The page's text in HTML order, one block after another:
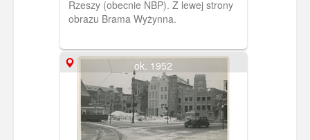
Rzeszy (obecnie NBP). Z lewej strony
obrazu Brama Wyżynna.
ok. 1952